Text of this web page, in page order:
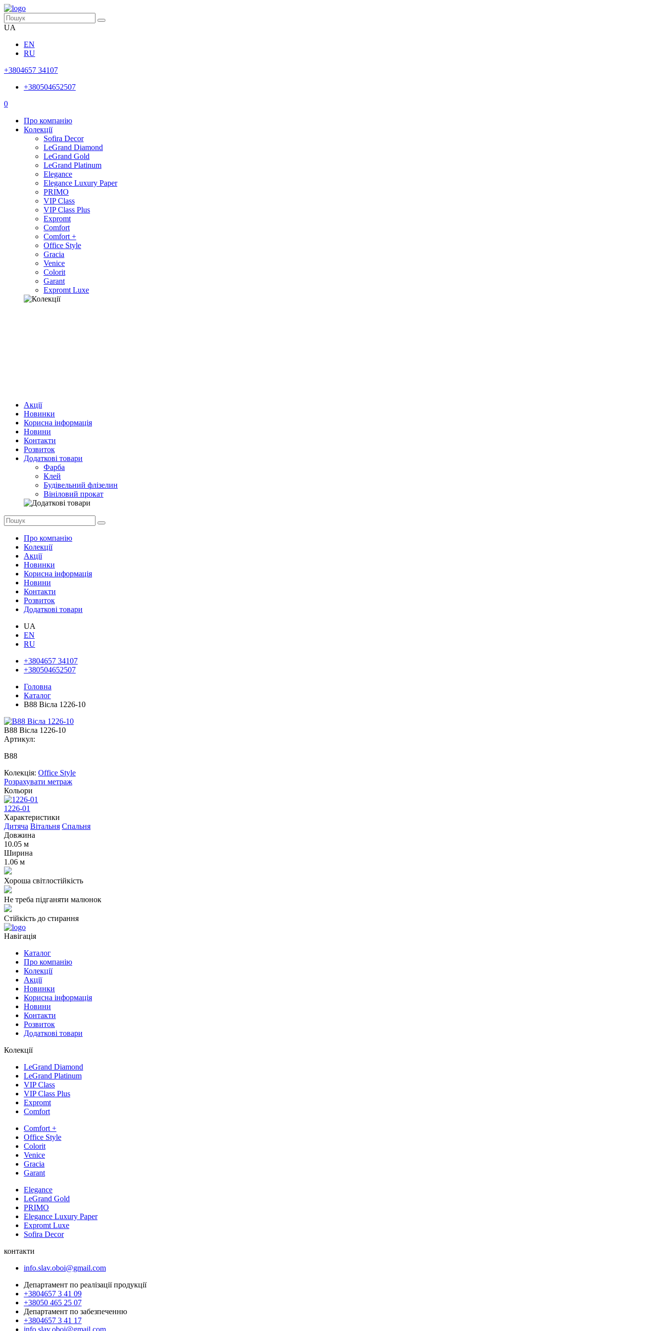
UA
EN
RU
+3804657 34107
+380504652507
0
Про компанію
Колекції
Sofira Decor
LeGrand Diamond
LeGrand Gold
LeGrand Platinum
Elegance
Elegance Luxury Paper
PRIMO
VIP Class
VIP Class Plus
Expromt
Comfort
Comfort +
Office Style
Gracia
Venice
Colorit
Garant
Expromt Luxe
Акції
Новинки
Корисна інформація
Новини
Контакти
Розвиток
Додаткові товари
Фарба
Клей
Будівельний флізелин
Вініловий прокат
Про компанію
Колекції
Акції
Новинки
Корисна інформація
Новини
Контакти
Розвиток
Додаткові товари
UA
EN
RU
+3804657 34107
+380504652507
Головна
Каталог
В88 Вісла 1226-10
В88 Вісла 1226-10
Артикул:
В88
Колекція: Office Style
Розрахувати метраж
Кольори
1226-01
Характеристики
Дитяча Вітальня Спальня
Довжина
10.05 м
Ширина
1.06 м
Хороша світлостійкість
Не треба підганяти малюнок
Стійкість до стирання
Навігація
Каталог
Про компанію
Колекції
Акції
Новинки
Корисна інформація
Новини
Контакти
Розвиток
Додаткові товари
Колекції
LeGrand Diamond
LeGrand Platinum
VIP Class
VIP Class Plus
Expromt
Comfort
Comfort +
Office Style
Colorit
Venice
Gracia
Garant
Elegance
LeGrand Gold
PRIMO
Elegance Luxury Paper
Expromt Luxe
Sofira Decor
контакти
info.slav.oboi@gmail.com
Департамент по реалізації продукції
+3804657 3 41 09
+38050 465 25 07
Департамент по забезпеченню
+3804657 3 41 17
info.slav.oboi@gmail.com